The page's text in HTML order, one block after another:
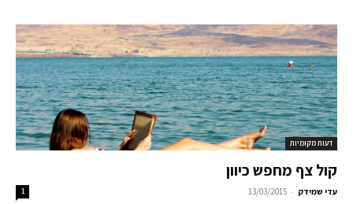
דעות מקומיות
קול צף מחפש כיוון
עדי שמידק -
13/03/2015
1